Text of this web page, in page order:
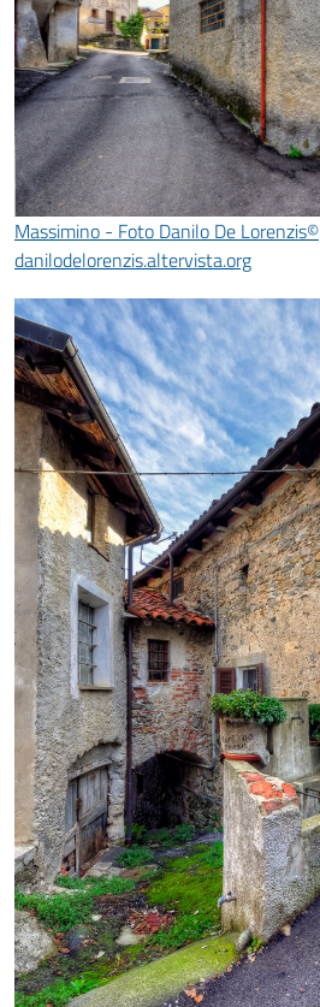
Massimino - Foto Danilo De Lorenzis©
danilodelorenzis.altervista.org